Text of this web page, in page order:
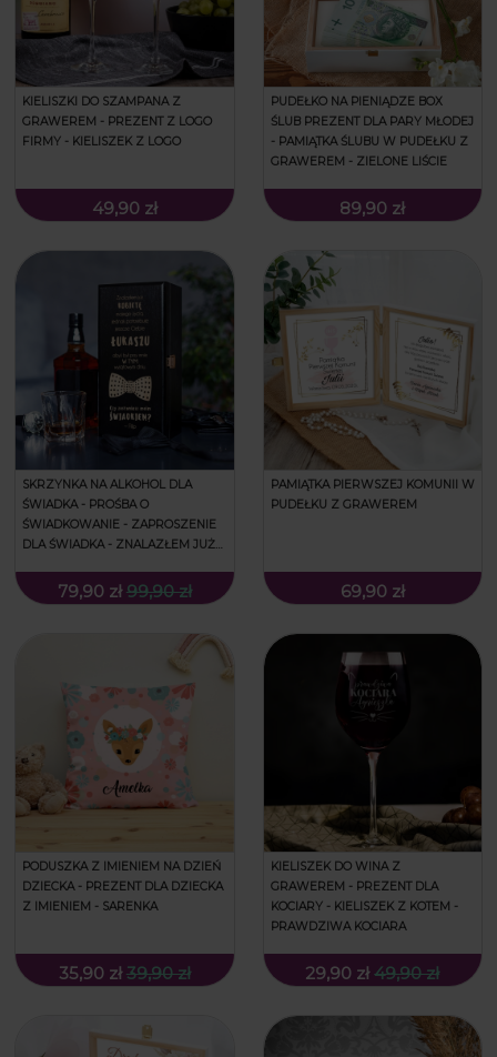
KIELISZKI DO SZAMPANA Z
GRAWEREM - PREZENT Z LOGO
FIRMY - KIELISZEK Z LOGO
49,90 zł
PUDEŁKO NA PIENIĄDZE BOX
ŚLUB PREZENT DLA PARY MŁODEJ
- PAMIĄTKA ŚLUBU W PUDEŁKU Z
GRAWEREM - ZIELONE LIŚCIE
89,90 zł
SKRZYNKA NA ALKOHOL DLA
ŚWIADKA - PROŚBA O
ŚWIADKOWANIE - ZAPROSZENIE
DLA ŚWIADKA - ZNALAZŁEM JUŻ
79,90 zł 99,90 zł
PAMIĄTKA PIERWSZEJ KOMUNII W
PUDEŁKU Z GRAWEREM
69,90 zł
PODUSZKA Z IMIENIEM NA DZIEŃ
DZIECKA - PREZENT DLA DZIECKA
Z IMIENIEM - SARENKA
35,90 zł 39,90 zł
KIELISZEK DO WINA Z
GRAWEREM - PREZENT DLA
KOCIARY - KIELISZEK Z KOTEM -
PRAWDZIWA KOCIARA
29,90 zł 49,90 zł